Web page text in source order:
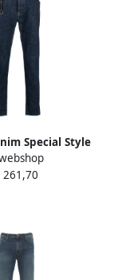
Special Style
Blue Heren
261,70